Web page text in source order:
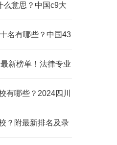
么意思？中国c9大
名有哪些？中国43
新榜单！法律专业
有哪些？2024四川
？附最新排名及录